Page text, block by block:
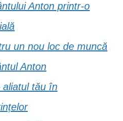
Anton printr-o
un nou loc de muncă
Anton
aliatul tău în